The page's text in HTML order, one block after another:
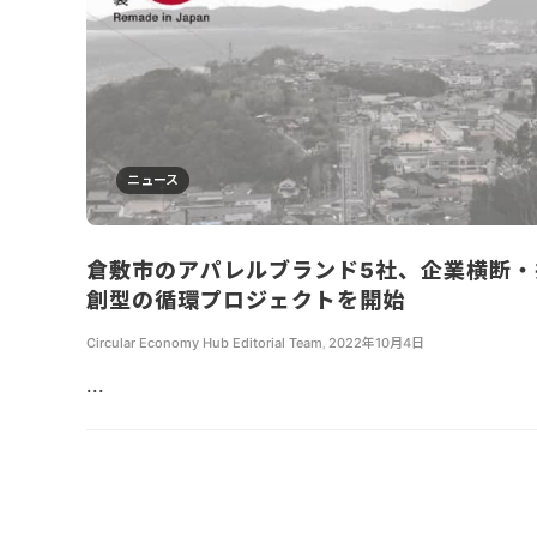
ニュース
倉敷市のアパレルブランド5社、企業横断
創型の循環プロジェクトを開始
Circular Economy Hub Editorial Team, 2022年10月4日
...